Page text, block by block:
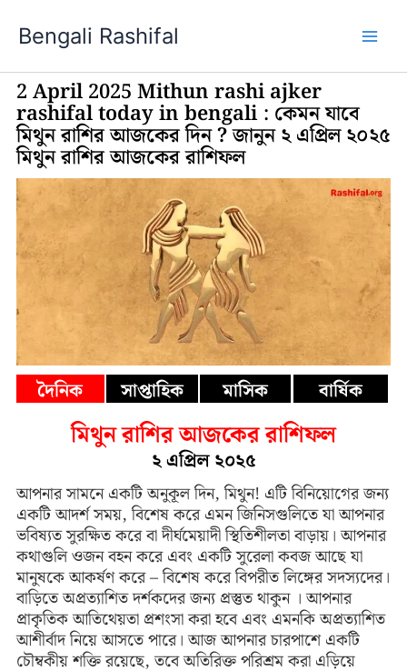
Bengali Rashifal
2 April 2025 Mithun rashi ajker
rashifal today in bengali : কেমন যাবে
মিথুন রাশির আজকের দিন ? জানুন ২ এপ্রিল ২০২৫
মিথুন রাশির আজকের রাশিফল
দৈনিক সাপ্তাহিক মাসিক বার্ষিক
মিথুন রাশির আজকের রাশিফল
২ এপ্রিল ২০২৫
আপনার সামনে একটি অনুকূল দিন, মিথুন! এটি বিনিয়োগের জন্য
একটি আদর্শ সময়, বিশেষ করে এমন জিনিসগুলিতে যা আপনার
ভবিষ্যত সুরক্ষিত করে বা দীর্ঘমেয়াদী স্থিতিশীলতা বাড়ায়। আপনার
কথাগুলি ওজন বহন করে এবং একটি সুরেলা কবজ আছে যা
মানুষকে আকর্ষণ করে – বিশেষ করে বিপরীত লিঙ্গের সদস্যদের।
বাড়িতে অপ্রত্যাশিত দর্শকদের জন্য প্রস্তুত থাকুন । আপনার
প্রাকৃতিক আতিথেয়তা প্রশংসা করা হবে এবং এমনকি অপ্রত্যাশিত
আশীর্বাদ নিয়ে আসতে পারে। আজ আপনার চারপাশে একটি
চৌম্বকীয় শক্তি রয়েছে, তবে অতিরিক্ত পরিশ্রম করা এড়িয়ে